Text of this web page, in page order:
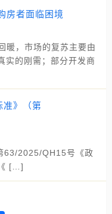
房者面临困境
暖，市场的复苏主要由
实的刚需；部分开发商
准》（第
63/2025/QH15号《政
[…]